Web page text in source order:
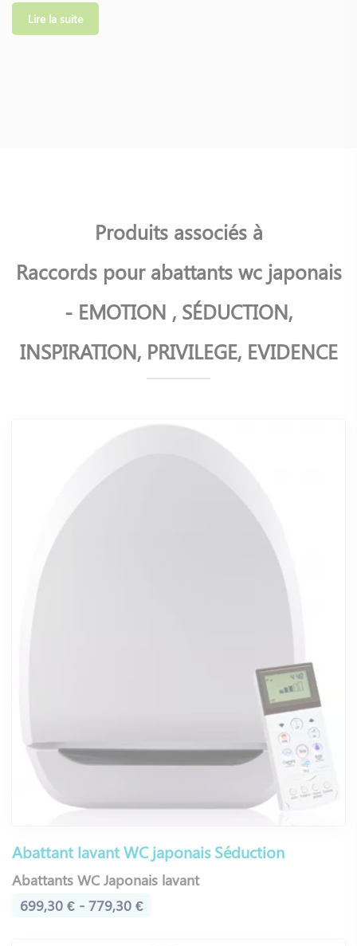
Facile à installer en amont ou en aval de votre robinet
Lire la suite
Produits associés à
Raccords pour abattants wc japonais
- EMOTION , SÉDUCTION,
INSPIRATION, PRIVILEGE, EVIDENCE
Abattant lavant WC japonais Séduction
Abattants WC Japonais lavant
699,30 € - 779,30 €